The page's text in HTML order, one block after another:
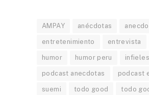
AMPAY anécdotas
entretenimiento entrevista
humor humor peru infieles
podcast anecdotas podcast
suemi todo good todo